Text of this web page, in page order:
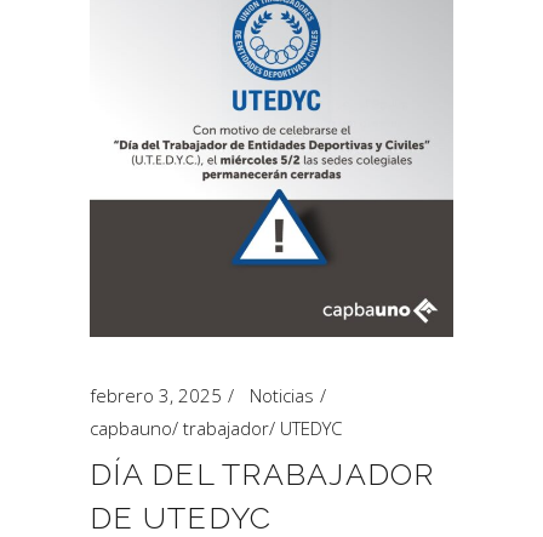
febrero 3, 2025
Noticias
capbauno/ trabajador/ UTEDYC
DÍA DEL TRABAJADOR
DE UTEDYC